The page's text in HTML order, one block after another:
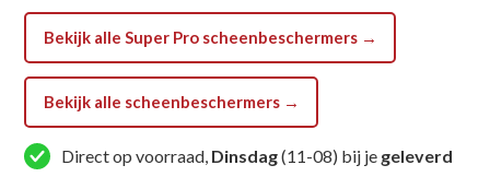
Scheenbeschermer
-
Wolf
/
Bekijk alle Super Pro scheenbeschermers →
Bekijk alle scheenbeschermers →
Direct op voorraad, Dinsdag(11-08) bij je geleverd